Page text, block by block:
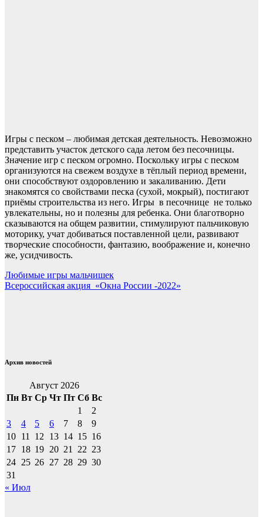
Игры с песком – любимая детская деятельность. Невозможно
представить участок детского сада летом без песочницы.
Значение игр с песком огромно. Поскольку игры с песком
организуются на свежем воздухе в тёплый период времени,
они способствуют оздоровлению и закаливанию. Дети
знакомятся со свойствами песка (сухой, мокрый), постигают
приёмы строительства из него. Игры в песочнице не только
увлекательны, но и полезны для ребенка. Они благотворно
сказываются на общем развитии, стимулируют пальчиковую
моторику, учат добиваться поставленной цели, развивают
творческие способности, фантазию, воображение и, конечно
же, усидчивость.
Навигация
по
Любимые игры мальчишек
Всероссийская акция «Окна России -2022»
Архив новостей
Август 2026
Пн Вт Ср Чт Пт Сб Вс
1
2
3
4 5 6 7 8
9
10 11 12 13 14 15 16
17 18 19 20 21 22 23
24 25 26 27 28 29 30
31
« Июл